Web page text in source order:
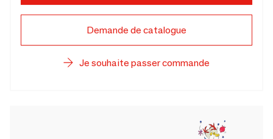
Demande de catalogue
Je souhaite passer commande